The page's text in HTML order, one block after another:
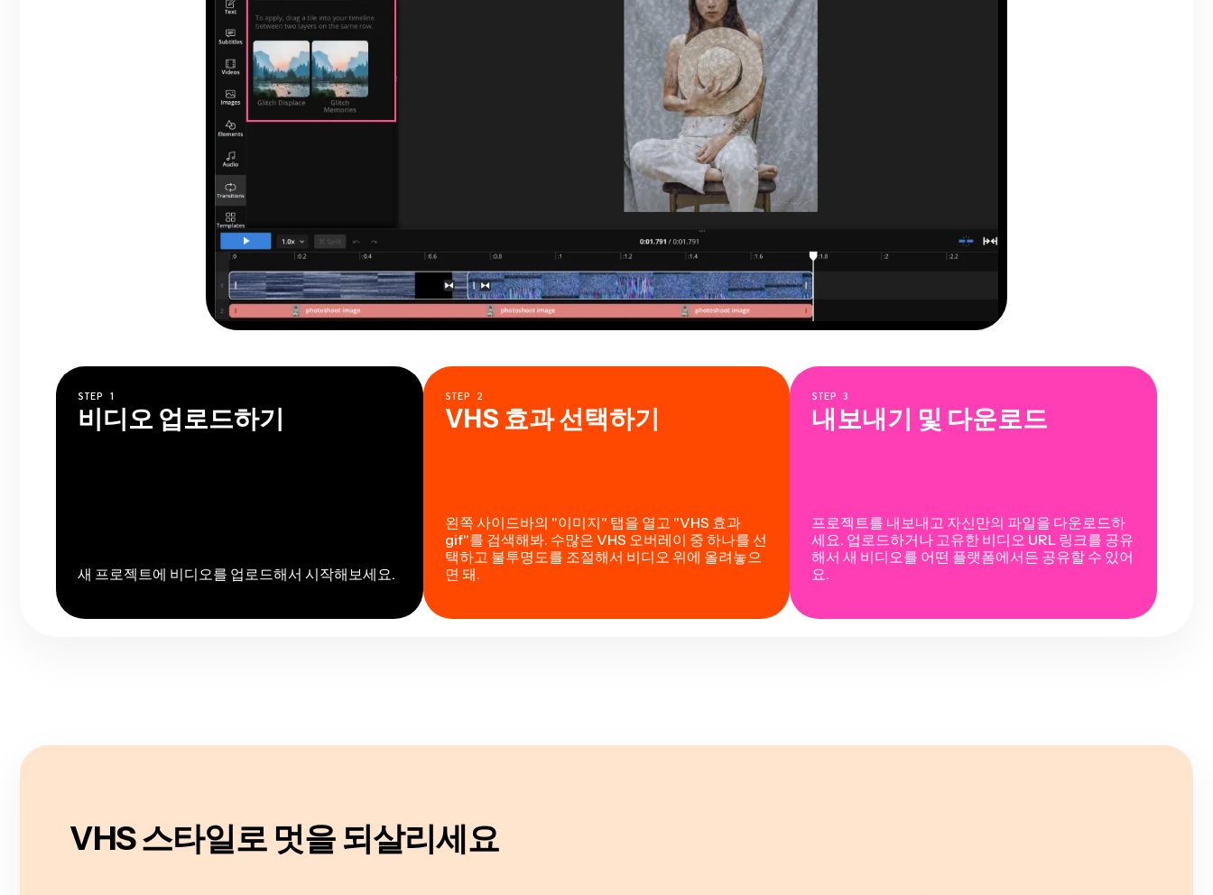
STEP 1
비디오 업로드하기
새 프로젝트에 비디오를 업로드해서 시작해보세요.
STEP 2
VHS 효과 선택하기
왼쪽 사이드바의 "이미지" 탭을 열고 "VHS 효과
gif"를 검색해봐. 수많은 VHS 오버레이 중 하나를 선
택하고 불투명도를 조절해서 비디오 위에 올려놓으
면 돼.
STEP3
내보내기 및 다운로드
프로젝트를 내보내고 자신만의 파일을 다운로드하
세요. 업로드하거나 고유한 비디오 URL 링크를 공유
해서 새 비디오를 어떤 플랫폼에서든 공유할 수 있어
요.
VHS 스타일로 멋을 되살리세요